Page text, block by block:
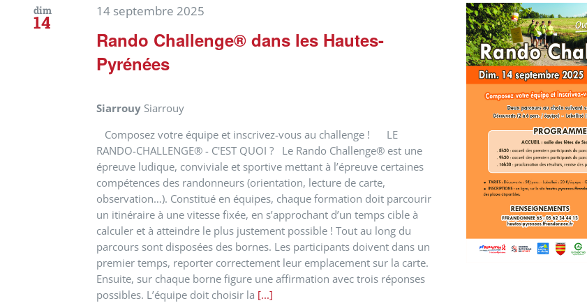
dim
14
Rando Challenge® dans les Hautes-
Pyrénées
14 septembre 2025
Siarrouy Siarrouy
Composez votre équipe et inscrivez-vous au challenge ! LE
RANDO-CHALLENGE® - C'EST QUOI ? Le Rando Challenge® est une
épreuve ludique, conviviale et sportive mettant à l’épreuve certaines
compétences des randonneurs (orientation, lecture de carte,
observation…). Constitué en équipes, chaque formation doit parcourir
un itinéraire à une vitesse fixée, en s’approchant d’un temps cible à
calculer et à atteindre le plus justement possible ! Tout au long du
parcours sont disposées des bornes. Les participants doivent dans un
premier temps, reporter correctement leur emplacement sur la carte.
Ensuite, sur chaque borne figure une affirmation avec trois réponses
possibles. L’équipe doit choisir la [...]